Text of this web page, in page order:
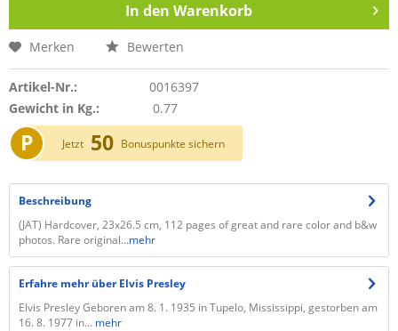
In den Warenkorb
Merken Bewerten
Artikel-Nr.:
0016397
Gewicht in Kg.:
0.77
P Jetzt 50 Bonuspunkte sichern
Beschreibung
(JAT) Hardcover, 23x26.5 cm, 112 pages of great and rare color and b&w
photos. Rare original...mehr
Erfahre mehr über Elvis Presley
Elvis Presley Geboren am 8. 1. 1935 in Tupelo, Mississippi, gestorben am
16. 8. 1977 in... mehr